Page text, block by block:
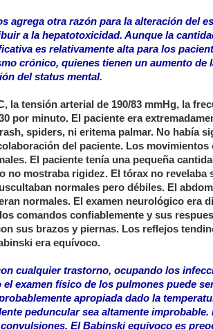
agrega otra razón para la alteración del
a la hepatotoxicidad. Aunque la
es relativamente alta para los
crónico, quienes tienen un aumento de
del status mental.
la tensión arterial de 190/83 mmHg, la
por minuto. El paciente era
spiders, ni eritema palmar. No había
del paciente. Los
El paciente tenía una pequeña
no mostraba rigidez. El tórax no revelaba
normales pero débiles. El
normales. El examen neurológico era
comandos confiablemente y sus
sus brazos y piernas. Los reflejos
era equívoco.
cualquier trastorno, ocupando los
examen físico de los pulmones puede
apropiada dado la
peduncular sea altamente
El Babinski equívoco es